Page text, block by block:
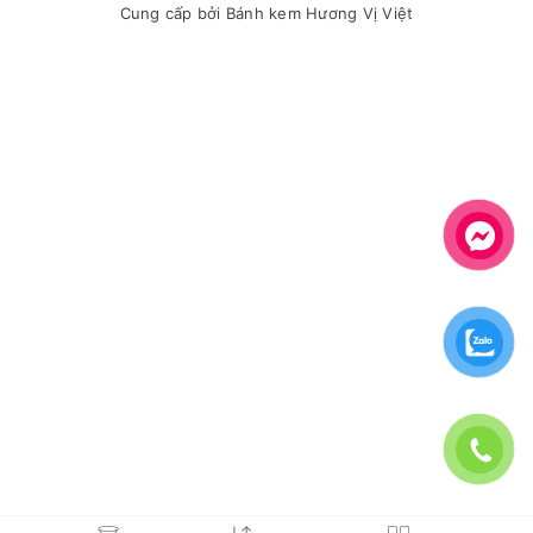
Cung cấp bởi Bánh kem Hương Vị Việt